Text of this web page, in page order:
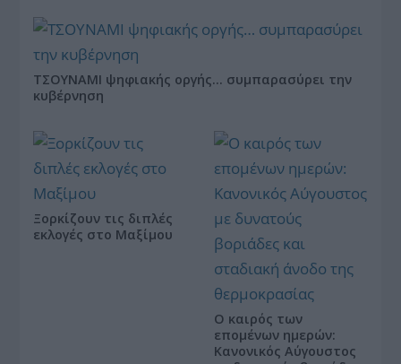
ΤΣΟΥΝΑΜΙ ψηφιακής οργής… συμπαρασύρει την
κυβέρνηση
Ξορκίζουν τις διπλές
εκλογές στο Μαξίμου
Ο καιρός των
επομένων ημερών:
Κανονικός Αύγουστος